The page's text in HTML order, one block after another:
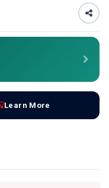
Learn More